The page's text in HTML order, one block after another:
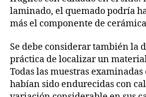
laminado, el quemado podría
más el componente de
Se debe considerar también la
práctica de localizar un
Todas las muestras
habían sido endurecidas con